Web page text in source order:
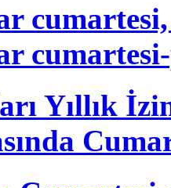
cumartesi,
Yıllık